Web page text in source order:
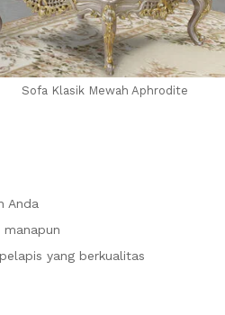
Sofa Klasik Mewah Aphrodite
Anda
yang berkualitas